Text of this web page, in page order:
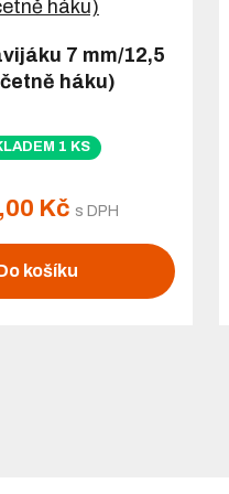
7 mm/12,5
háku)
1 KS
Kč s DPH
košíku